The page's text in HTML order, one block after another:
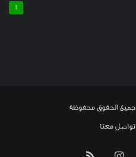
1
تواصل معنا
انستقرامملخص